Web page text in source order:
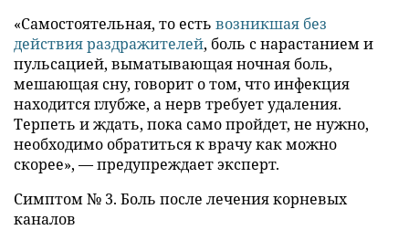
«Самостоятельная, то есть возникшая без
действия раздражителей, боль с нарастанием и
пульсацией, выматывающая ночная боль,
мешающая сну, говорит о том, что инфекция
находится глубже, а нерв требует удаления.
Терпеть и ждать, пока само пройдет, не нужно,
необходимо обратиться к врачу как можно
скорее», — предупреждает эксперт.
Симптом № 3. Боль после лечения корневых
каналов